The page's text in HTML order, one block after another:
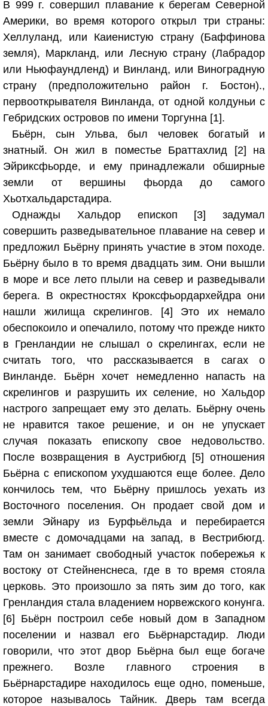
В 999 г. совершил плавание к берегам Северной
Америки, во время которого открыл три страны:
Хеллуланд, или Каиенистую страну (Баффинова
земля), Маркланд, или Лесную страну (Лабрадор
или Ньюфаундленд) и Винланд, или Виноградную
страну (предположительно район г. Бостон).,
первооткрывателя Винланда, от одной колдуньи с
Гебридских островов по имени Торгунна [1].
Бьёрн, сын Ульва, был человек богатый и
знатный. Он жил в поместье Браттахлид [2] на
Эйриксфьорде, и ему принадлежали обширные
земли от вершины фьорда до самого
Хьотхальдарстадира.
Однажды Хальдор епископ [3] задумал
совершить разведывательное плавание на север и
предложил Бьёрну принять участие в этом походе.
Бьёрну было в то время двадцать зим. Они вышли
в море и все лето плыли на север и разведывали
берега. В окрестностях Кроксфьордархейдра они
нашли жилища скрелингов. [4] Это их немало
обеспокоило и опечалило, потому что прежде никто
в Гренландии не слышал о скрелингах, если не
считать того, что рассказывается в сагах о
Винланде. Бьёрн хочет немедленно напасть на
скрелингов и разрушить их селение, но Хальдор
настрого запрещает ему это делать. Бьёрну очень
не нравится такое решение, и он не упускает
случая показать епископу свое недовольство.
После возвращения в Аустрибюгд [5] отношения
Бьёрна с епископом ухудшаются еще более. Дело
кончилось тем, что Бьёрну пришлось уехать из
Восточного поселения. Он продает свой дом и
земли Эйнару из Бурфьёльда и перебирается
вместе с домочадцами на запад, в Вестрибюгд.
Там он занимает свободный участок побережья к
востоку от Стейненснеса, где в то время стояла
церковь. Это произошло за пять зим до того, как
Гренландия стала владением норвежского конунга.
[6] Бьёрн построил себе новый дом в Западном
поселении и назвал его Бьёрнарстадир. Люди
говорили, что этот двор Бьёрна был еще богаче
прежнего. Возле главного строения в
Бьёрнарстадире находилось еще одно, поменьше,
которое называлось Тайник. Дверь там всегда